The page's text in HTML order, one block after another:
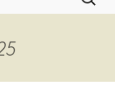
untuk: